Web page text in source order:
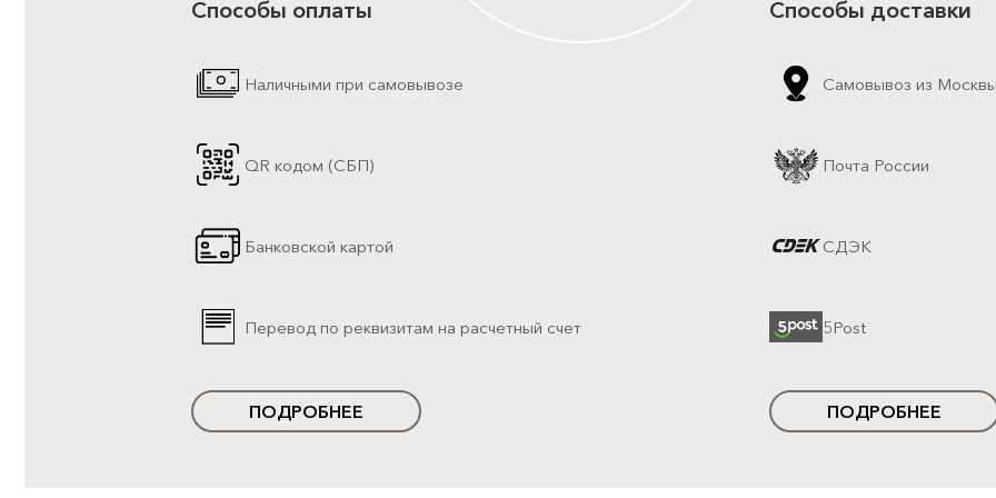
Способы оплаты
Наличными при самовывозе
QR кодом (СБП)
Банковской картой
Перевод по реквизитам на расчетный счет
ПОДРОБНЕЕ
Способы доставки
Самовывоз из
Почта России
СДЭК
5Post
ПОДРОБНЕЕ